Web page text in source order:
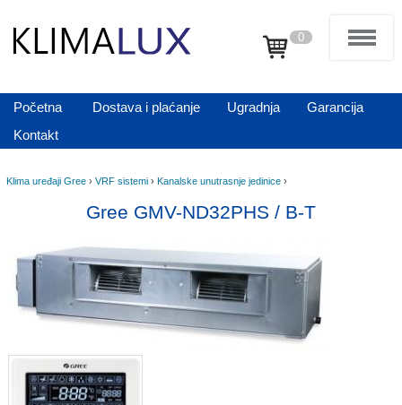
0
Početna Dostava i plaćanje Ugradnja
Garancija
Kontakt
Klima uređaji Gree › VRF sistemi › Kanalske unutrasnje jedinice ›
Gree GMV-ND32PHS / B-T